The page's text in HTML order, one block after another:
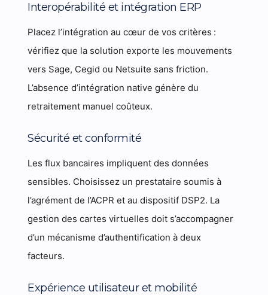
Interopérabilité et intégration ERP
Placez l’intégration au cœur de vos critères :
vérifiez que la solution exporte les mouvements
vers Sage, Cegid ou Netsuite sans friction.
L’absence d’intégration native génère du
retraitement manuel coûteux.
Sécurité et conformité
Les flux bancaires impliquent des données
sensibles. Choisissez un prestataire soumis à
l’agrément de l’ACPR et au dispositif DSP2. La
gestion des cartes virtuelles doit s’accompagner
d’un mécanisme d’authentification à deux
facteurs.
Expérience utilisateur et mobilité